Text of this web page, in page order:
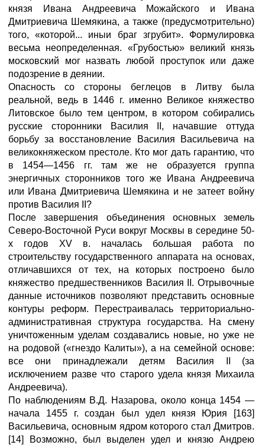
князя Ивана Андреевича Можайского и Ивана
Дмитриевича Шемякина, а также (предусмотрительно)
того, «которой... иныи браг згрубит». Формулировка
весьма неопределенная. «Грубостью» великий князь
московский мог назвать любой проступок или даже
подозрение в деянии.
Опасность со стороны беглецов в Литву была
реальной, ведь в 1446 г. именно Великое княжество
Литовское было тем центром, в котором собирались
русские сторонники Василия II, начавшие оттуда
борьбу за восстановление Василия Васильевича на
великокняжеском престоле. Кто мог дать гарантию, что
в 1454—1456 гг. там же не образуется группа
энергичных сторонников того же Ивана Андреевича
или Ивана Дмитриевича Шемякина и не затеет войну
против Василия II?
После завершения объединения основных земель
Северо-Восточной Руси вокруг Москвы в середине 50-
х годов XV в. началась большая работа по
строительству государственного аппарата на основах,
отличавшихся от тех, на которых построено было
княжество предшественников Василия II. Отрывочные
данные источников позволяют представить основные
контуры реформ. Перестраивалась территориально-
административная структура государства. На смену
уничтоженным уделам создавались новые, но уже не
на родовой («гнездо Калиты»), а на семейной основе:
все они принадлежали детям Василия II (за
исключением разве что старого удела князя Михаила
Андреевича).
По наблюдениям В.Д. Назарова, около конца 1454 —
начала 1455 г. создан был удел князя Юрия [163]
Васильевича, основным ядром которого стал Дмитров.
[14] Возможно, был выделен удел и князю Андрею